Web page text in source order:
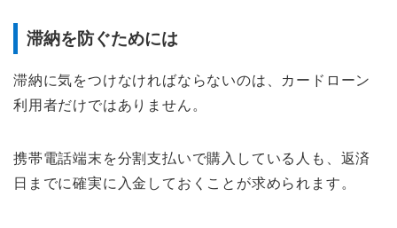
滞納を防ぐためには
滞納に気をつけなければならないのは、カードローン
利用者だけではありません。
携帯電話端末を分割支払いで購入している人も、返済
日までに確実に入金しておくことが求められます。